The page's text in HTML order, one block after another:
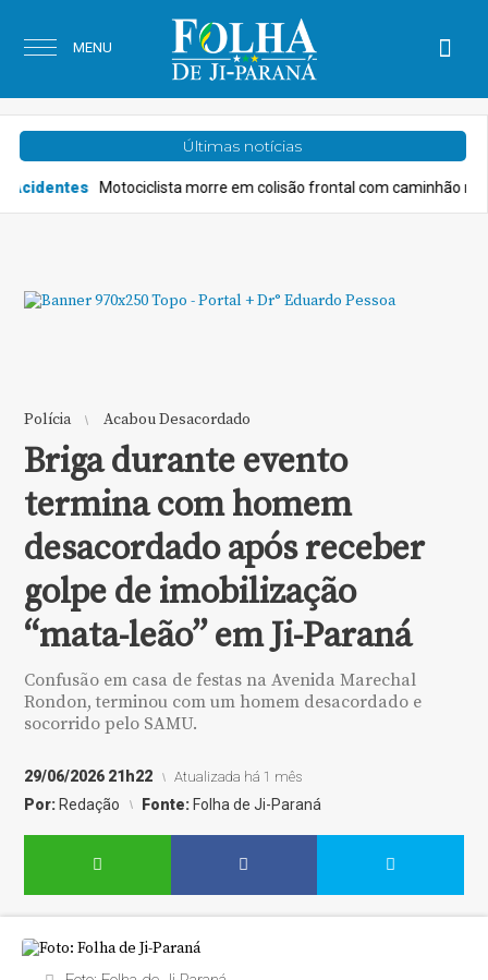
MENU
Últimas notícias
morre em colisão frontal com caminhão na BR-364, PRF aponta
Polícia Acabou Desacordado
Briga durante evento
termina com homem
desacordado após receber
golpe de imobilização
“mata-leão” em Ji-Paraná
Confusão em casa de festas na Avenida Marechal
Rondon, terminou com um homem desacordado e
socorrido pelo SAMU.
29/06/2026 21h22 Atualizada há 1 mês
Por: Redação Fonte: Folha de Ji-Paraná